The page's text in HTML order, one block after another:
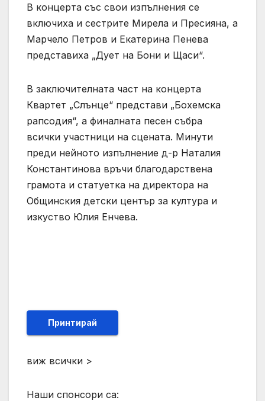
В концерта със свои изпълнения се
включиха и сестрите Мирела и Пресияна, а
Марчело Петров и Екатерина Пенева
представиха „Дует на Бони и Щаси“.
В заключителната част на концерта
Квартет „Слънце“ представи „Бохемска
рапсодия“, а финалната песен събра
всички участници на сцената. Минути
преди нейното изпълнение д-р Наталия
Константинова връчи благодарствена
грамота и статуетка на директора на
Общинския детски център за култура и
изкуство Юлия Енчева.
Принтирай
виж всички >
Наши спонсори са: